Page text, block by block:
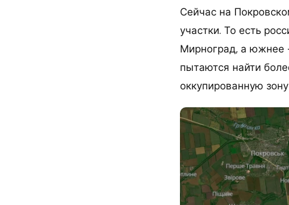
Сейчас на
участки. То есть
Мирноград, а южнее
пытаются найти
оккупированную